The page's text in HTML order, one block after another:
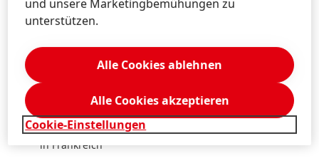
Chance, von dieser Zeit zu
profitieren, die uns das
Unternehmen schenkt – und
Zeit kann man nicht kaufen.
Antoine Boudon, Head of Talent Acquisition für Henkel
in Frankreich
und unsere Marketingbemühungen zu
unterstützen.
Cookie-Einstellungen
Alle Cookies ablehnen
Alle Cookies akzeptieren